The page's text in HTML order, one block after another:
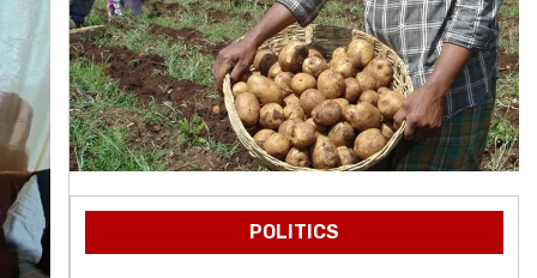
POLITICS